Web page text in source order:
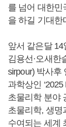
를 넘어 대한민
을 하길 기대한
앞서 같은달 14
김용선·오새한
sirpour) 박사후
과학상인
초물리학 분야
초물리학, 생명
수여되는 세계